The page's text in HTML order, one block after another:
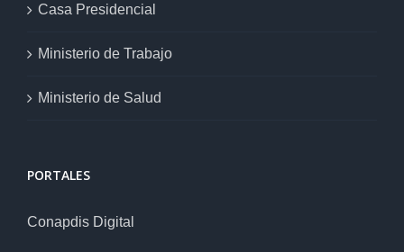
Casa Presidencial
Ministerio de Trabajo
Ministerio de Salud
PORTALES
Conapdis Digital